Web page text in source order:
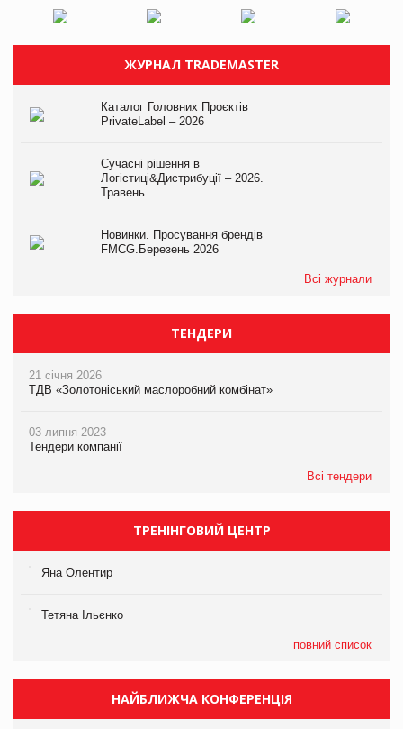
ЖУРНАЛ TRADEMASTER
Каталог Головних Проєктів
PrivateLabel – 2026
Сучасні рішення в
Логістиці&Дистрибуції – 2026.
Травень
Новинки. Просування брендів
FMCG.Березень 2026
Всі журнали
ТЕНДЕРИ
21 січня 2026
ТДВ «Золотоніський маслоробний комбінат»
03 липня 2023
Тендери компанії
Всі тендери
ТРЕНІНГОВИЙ ЦЕНТР
Яна Олентир
Тетяна Ільєнко
повний список
НАЙБЛИЖЧА КОНФЕРЕНЦІЯ